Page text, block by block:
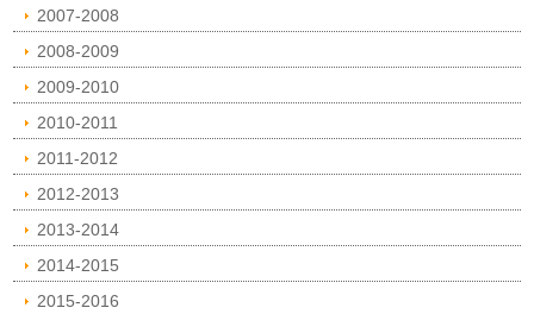
2007-2008
2008-2009
2009-2010
2010-2011
2011-2012
2012-2013
2013-2014
2014-2015
2015-2016